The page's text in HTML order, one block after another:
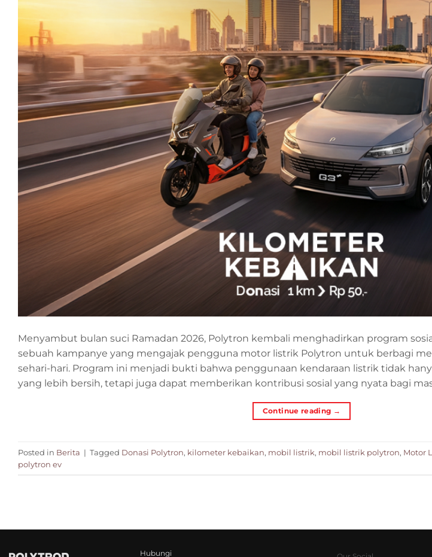
Menyambut bulan suci Ramadan 2026, Polytron kembali menghadirkan program
sebuah kampanye yang mengajak pengguna motor listrik Polytron untuk berbagi
sehari-hari. Program ini menjadi bukti bahwa penggunaan kendaraan listrik tidak
yang lebih bersih, tetapi juga dapat memberikan kontribusi sosial yang nyata bagi
Continue reading →
Posted in Berita | Tagged Donasi Polytron, kilometer kebaikan, mobil listrik, mobil listrik polytron, Motor
polytron ev
Hubungi